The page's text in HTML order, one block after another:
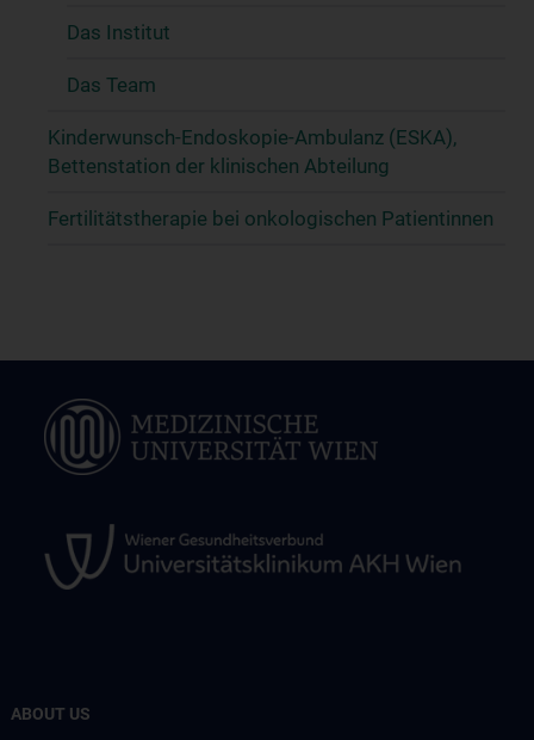
Das Institut
Das Team
Kinderwunsch-Endoskopie-Ambulanz (ESKA),
Bettenstation der klinischen Abteilung
Fertilitätstherapie bei onkologischen Patientinnen
ABOUT US